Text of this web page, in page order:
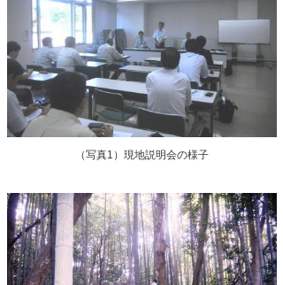
（写真1）現地説明会の様子